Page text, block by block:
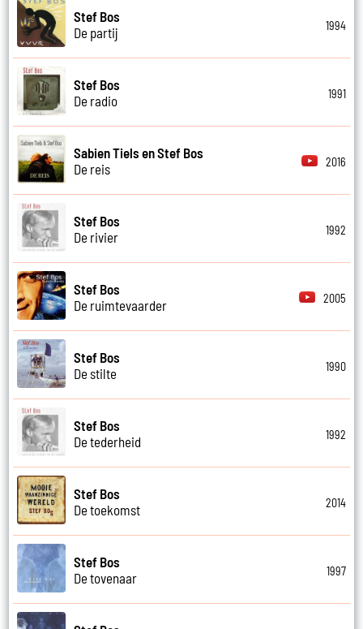
Stef Bos
De partij
1994
Stef Bos
De radio
1991
Sabien Tiels en Stef Bos
De reis
2016
Stef Bos
De rivier
1992
Stef Bos
De ruimtevaarder
2005
Stef Bos
De stilte
1990
Stef Bos
De tederheid
1992
Stef Bos
De toekomst
2014
Stef Bos
De tovenaar
1997